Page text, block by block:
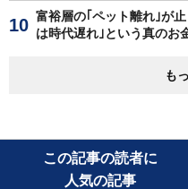
富裕層の｢ペット離れ｣が
は時代遅れ｣という真のお
も
この記事の読者に
人気の記事